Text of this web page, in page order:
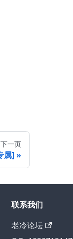
下一页
属]
联系我们
老冷论坛